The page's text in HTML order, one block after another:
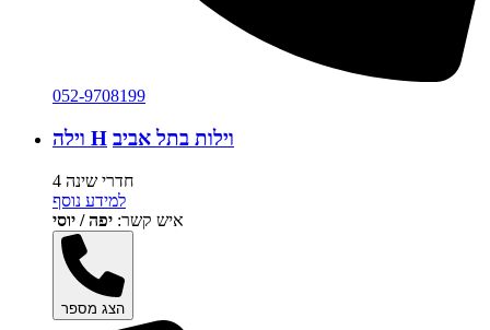
052-9708199
וילה H וילות בתל אביב
4 חדרי שינה
למידע נוסף
איש קשר: יפה / יוסי
הצג מספר